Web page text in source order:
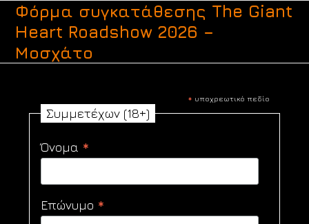
Skip
content
Φόρμα συγκατάθεσης The Giant
Heart Roadshow 2026 –
Μοσχάτο
* υποχρεωτικό πεδίο
Συμμετέχων (18+)
Όνομα *
Επώνυμο *